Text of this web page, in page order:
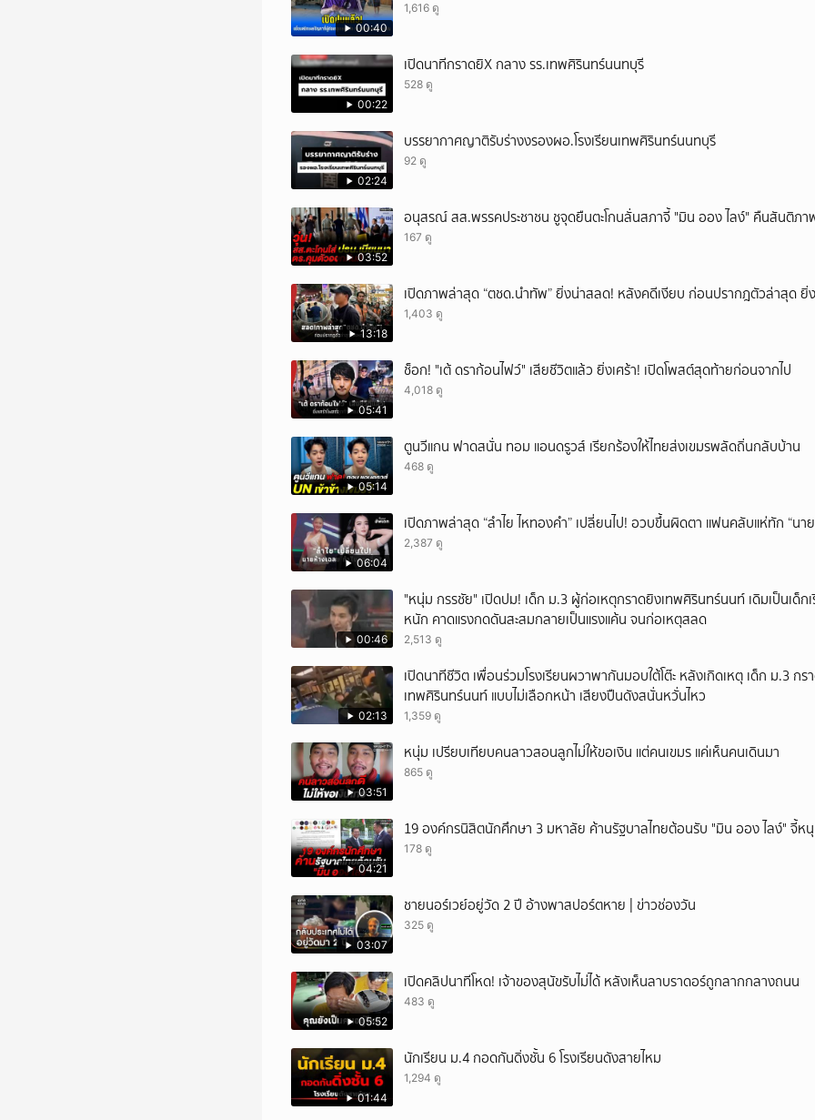
00:40
1,616 ดู
00:22
เปิดนาทีกราดยิX กลาง รร.เทพศิรินทร์นนทบุรี
528 ดู
02:24
บรรยากาศญาติรับร่างงรองผอ.โรงเรียนเทพศิรินทร์นนทบุรี
92 ดู
03:52
อนุสรณ์ สส.พรรคประชาชน ชูจุดยืนตะโกนลั่นสภาจี้ "มิน ออง ไลง์" คืนสันติภ
167 ดู
13:18
เปิดภาพล่าสุด “ตชด.นำทัพ” ยิ่งน่าสลด! หลังคดีเงียบ ก่อนปรากฎตัวล่าสุด ยิ่
1,403 ดู
05:41
ช็อก! "เต้ ดราก้อนไฟว์" เสียชีวิตแล้ว ยิ่งเศร้า! เปิดโพสต์สุดท้ายก่อนจากไป
4,018 ดู
05:14
ตูนวีแกน ฟาดสนั่น ทอม แอนดรูวส์ เรียกร้องให้ไทยส่งเขมรพลัดถิ่นกลับบ้าน
468 ดู
06:04
เปิดภาพล่าสุด “ลำไย ไหทองคำ” เปลี่ยนไป! อวบขึ้นผิดตา แฟนคลับแห่ทัก “นา
2,387 ดู
00:46
"หนุ่ม กรรชัย" เปิดปม! เด็ก ม.3 ผู้ก่อเหตุกราดยิงเทพศิรินทร์นนท์ เดิมเป็นเด็ก
หนัก คาดแรงกดดันสะสมกลายเป็นแรงแค้น จนก่อเหตุสลด
2,513 ดู
02:13
เปิดนาทีชีวิต เพื่อนร่วมโรงเรียนผวาพากันมอบใต้โต๊ะ หลังเกิดเหตุ เด็ก ม.3 กรา
เทพศิรินทร์นนท์ แบบไม่เลือกหน้า เสียงปืนดังสนั่นหวั่นไหว
1,359 ดู
03:51
หนุ่ม เปรียบเทียบคนลาวสอนลูกไม่ให้ขอเงิน แต่คนเขมร แค่เห็นคนเดินมา
865 ดู
04:21
19 องค์กรนิสิตนักศึกษา 3 มหาลัย ค้านรัฐบาลไทยต้อนรับ "มิน ออง ไลง์" จี้
178 ดู
03:07
ชายนอร์เวย์อยู่วัด 2 ปี อ้างพาสปอร์ตหาย | ข่าวช่องวัน
325 ดู
05:52
เปิดคลิปนาทีโหด! เจ้าของสุนัขรับไม่ได้ หลังเห็นลาบราดอร์ถูกลากกลางถนน
483 ดู
01:44
นักเรียน ม.4 กอดกันดิ่งชั้น 6 โรงเรียนดังสายไหม
1,294 ดู